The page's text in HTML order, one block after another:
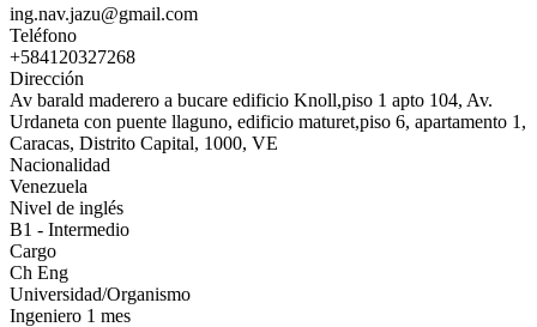
ing.nav.jazu@gmail.com
Teléfono
+584120327268
Dirección
Av barald maderero a bucare edificio Knoll,piso 1 apto 104, Av.
Urdaneta con puente llaguno, edificio maturet,piso 6, apartamento 1,
Caracas, Distrito Capital, 1000, VE
Nacionalidad
Venezuela
Nivel de inglés
B1 - Intermedio
Cargo
Ch Eng
Universidad/Organismo
Ingeniero 1 mes